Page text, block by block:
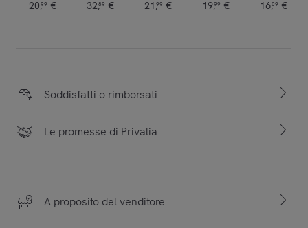
20,99 € 32,89 € 21,99 € 19,99 € 16,09 €
Soddisfatti o rimborsati
Le promesse di Privalia
A proposito del venditore